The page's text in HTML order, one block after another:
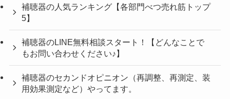
補聴器の人気ランキング【各部門べつ売れ筋トップ
5】
補聴器のLINE無料相談スタート！【どんなことで
もお問い合わせください♪】
補聴器のセカンドオピニオン（再調整、再測定、装
用効果測定など）やってます。